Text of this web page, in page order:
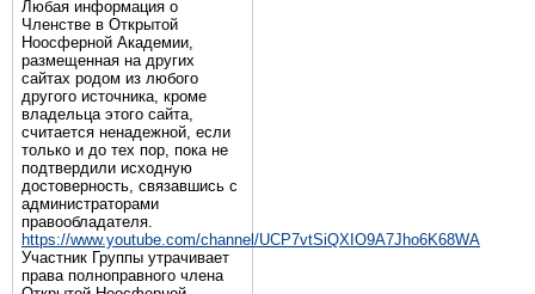
Любая информация о
Членстве в Открытой
Ноосферной Академии,
размещенная на других
сайтах родом из любого
другого источника, кроме
владельца этого сайта,
считается ненадежной, если
только и до тех пор, пока не
подтвердили исходную
достоверность, связавшись с
администраторами
правообладателя.
https://www.youtube.com/channel/UCP7vtSiQXIO9A7Jho6K68WA
Участник Группы утрачивает
права полноправного члена